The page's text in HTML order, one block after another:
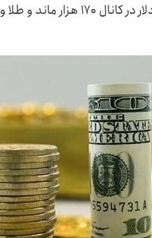
در بازار امروز طلا و ارز،